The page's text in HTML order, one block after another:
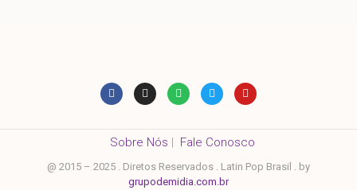
Sobre Nós | Fale Conosco
@ 2015 – 2025 . Diretos Reservados . Latin Pop Brasil . by
grupodemidia.com.br